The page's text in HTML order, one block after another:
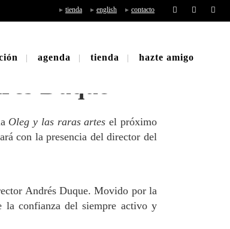
tienda english contacto
agenda tienda hazte amigo
Duque
Oleg y las raras artes el próximo
con la presencia del director del
Andrés Duque. Movido por la
la confianza del siempre activo y